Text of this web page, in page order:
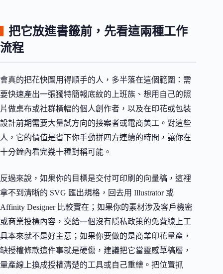
把它放進書籤前，先看這兩種工作
流程
會真的把花快圖用得順手的人，多半落在這個範圍：需
要快速產出一張獨特簡報底紋的上班族、想用自己的照
片做桌布或社群橫幅的個人創作者，以及在印花或包裝
設計前期需要大量試方向的接案者或電商美工。對這些
人，它的價值是省下你手動拼四方連續的時間，讓你在
十分鐘內看完幾十種對稱可能。
反過來說，如果你的目標是交付可印刷的向量稿，這裡
拿不到清晰的 SVG 匯出規格，回去用 Illustrator 或
Affinity Designer 比較實在；如果你的素材涉及客戶機密
或商業投標內容，交給一個沒有隱私政策的免費線上工
具本來就不是好主意；如果你要做的是商業印花量產，
缺授權條款這件事就是硬傷，建議把它當靈感草稿層，
量產線上換成授權清楚的工具或自己重繪。把位置抓